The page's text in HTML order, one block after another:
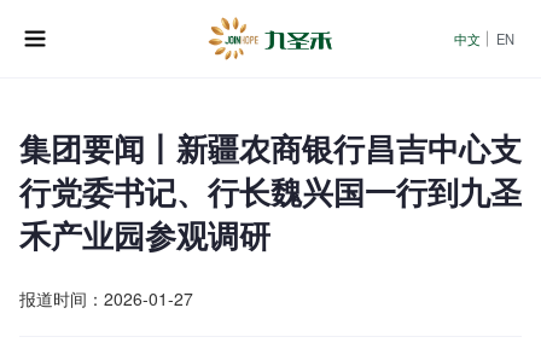
中文 EN
集团要闻丨新疆农商银行昌吉中心支
行党委书记、行长魏兴国一行到九圣
禾产业园参观调研
报道时间：2026-01-27